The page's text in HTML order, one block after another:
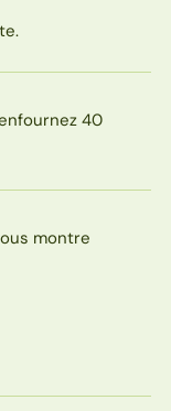
40
montre